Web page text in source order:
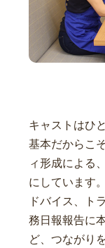
キャストはひ
基本だからこ
ィ形成による
にしています
ドバイス、ト
務日報報告に
ど、つながり